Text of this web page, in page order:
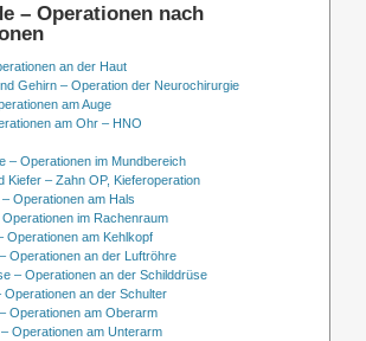
– Operationen nach
an der Haut
Gehirn – Operation der Neurochirurgie
am Auge
am Ohr – HNO
– Operationen im Mundbereich
Kiefer – Zahn OP, Kieferoperation
Operationen am Hals
im Rachenraum
Operationen am Kehlkopf
Operationen an der Luftröhre
– Operationen an der Schilddrüse
Operationen an der Schulter
Operationen am Oberarm
Operationen am Unterarm